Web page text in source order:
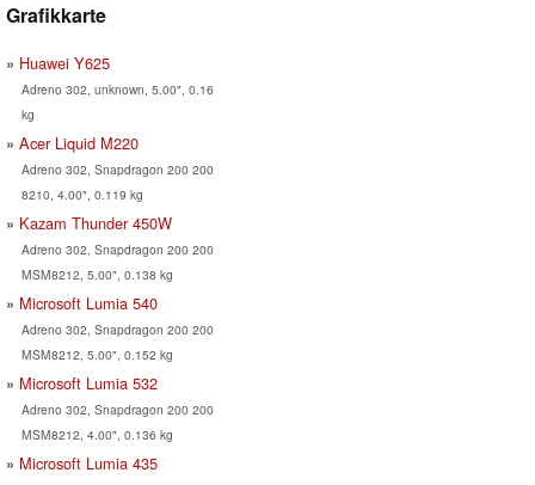
Grafikkarte
Huawei Y625
Adreno 302, unknown, 5.00", 0.16
kg
Acer Liquid M220
Adreno 302, Snapdragon 200 200
8210, 4.00", 0.119 kg
Kazam Thunder 450W
Adreno 302, Snapdragon 200 200
MSM8212, 5.00", 0.138 kg
Microsoft Lumia 540
Adreno 302, Snapdragon 200 200
MSM8212, 5.00", 0.152 kg
Microsoft Lumia 532
Adreno 302, Snapdragon 200 200
MSM8212, 4.00", 0.136 kg
Microsoft Lumia 435